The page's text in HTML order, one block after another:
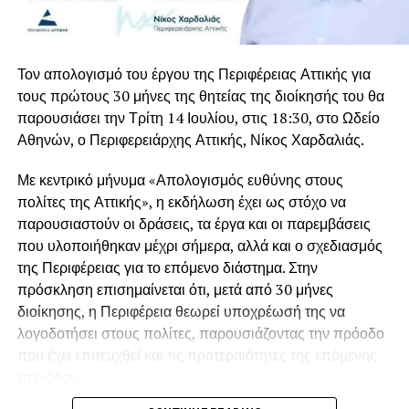
Πατέρα δεν ανήκεις πλέον σε εμάς, ανήκεις στην
ιστορία…», είπε ακόμη με λυγμούς ο γιος του, Μιλτιάδης
Σπαρακτικός ήταν και ο επικήδειος των εγγονών του, που
μοιράστηκαν ιστορίες βαθιά συγκινημένες, μη μπορώντας
να τον εκφωνήσουν από τα δάκρυα.
Η ταφή πραγματοποιείται στο Α΄ Νεκροταφείο Αθηνών.
επιτεύγματα της σχέσης ζωής που είχε ο Ιωάννης
Βαρβιτσιώτης με τη
Σόφη Λαναρά, τη γυναίκα που
μαζί για πέντε δεκαετίες, μέχρι την εκδημία της το 2015.
Κατά διαβολική σύμπτωση, ο Γιάννης Βαρβιτσιώτηςείχε
σήμερα τα γενέθλια του,καθώς είχε γεννηθεί σαν
χρόνο του μεταξύ του αγαπημένου του Μυστρά και του
σπιτιού του στη Φιλοθέη, όπου βρισκόταν την τελευταία
περίοδο λόγω των προβλημάτων υγείας που
αντιμετώπιζε.
Ποιος ήταν ο Γιάννης Βαρβιτσιώτης
Ο Ιωάννης Βαρβιτσιώτης γεννήθηκε στην Αθήνα στις 2
Αυγούστου του 1933. Ήταν νομικός και πολιτικός που
Δημοκρατίας, υπουργός, ευρωβουλευτής και
Τον απολογισμό του έργου της Περιφέρειας Αττικής για
τους πρώτους 30 μήνες της θητείας της διοίκησής του θα
παρουσιάσει την Τρίτη 14 Ιουλίου, στις 18:30, στο Ωδείο
Αθηνών, ο Περιφερειάρχης Αττικής, Νίκος Χαρδαλιάς.
Με κεντρικό μήνυμα «Απολογισμός ευθύνης στους
πολίτες της Αττικής», η εκδήλωση έχει ως στόχο να
παρουσιαστούν οι δράσεις, τα έργα και οι παρεμβάσεις
που υλοποιήθηκαν μέχρι σήμερα, αλλά και ο σχεδιασμός
της Περιφέρειας για το επόμενο διάστημα. Στην
πρόσκληση επισημαίνεται ότι, μετά από 30 μήνες
διοίκησης, η Περιφέρεια θεωρεί υποχρέωσή της να
λογοδοτήσει στους πολίτες, παρουσιάζοντας την πρόοδο
που έχει επιτευχθεί και τις προτεραιότητες της επόμενης